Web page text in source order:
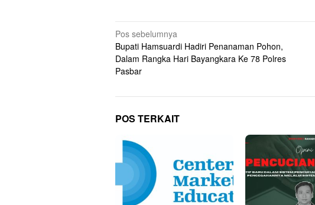
Navigasi
pos
Pos sebelumnya
Bupati Hamsuardi Hadiri Penanaman Pohon,
Dalam Rangka Hari Bayangkara Ke 78 Polres
Pasbar
POS TERKAIT